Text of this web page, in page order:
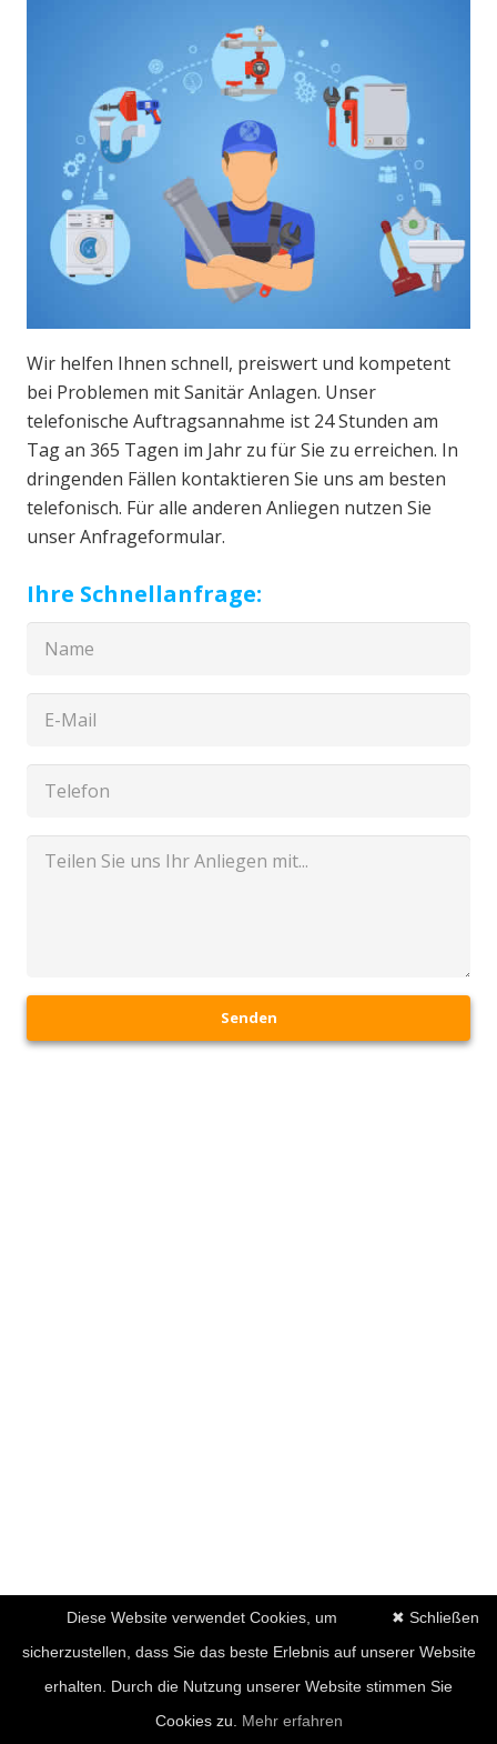
Wir helfen Ihnen schnell, preiswert und kompetent
bei Problemen mit Sanitär Anlagen. Unser
telefonische Auftragsannahme ist 24 Stunden am
Tag an 365 Tagen im Jahr zu für Sie zu erreichen. In
dringenden Fällen kontaktieren Sie uns am besten
telefonisch. Für alle anderen Anliegen nutzen Sie
unser Anfrageformular.
Ihre Schnellanfrage:
Senden
✖ Schließen
Diese Website verwendet Cookies, um
sicherzustellen, dass Sie das beste Erlebnis auf unserer Website
erhalten. Durch die Nutzung unserer Website stimmen Sie
Cookies zu. Mehr erfahren